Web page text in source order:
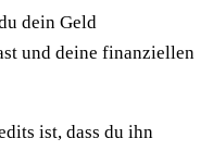
dein Geld
und deine finanziellen
ist, dass du ihn